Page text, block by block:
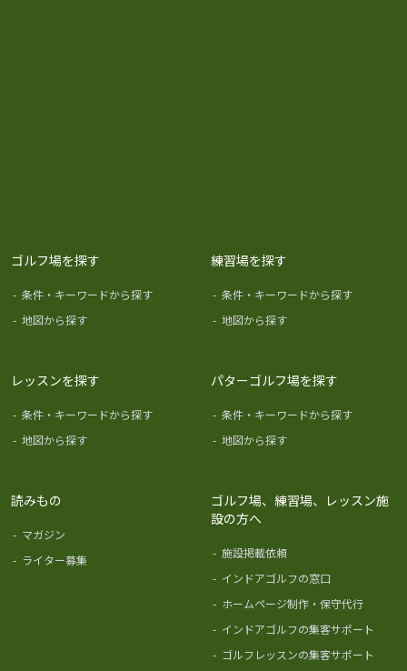
ゴルフ場を探す
- 条件・キーワードから探す
- 地図から探す
練習場を探す
- 条件・キーワードから探す
- 地図から探す
レッスンを探す
- 条件・キーワードから探す
- 地図から探す
パターゴルフ場を探す
- 条件・キーワードから探す
- 地図から探す
読みもの
- マガジン
- ライター募集
ゴルフ場、練習場、レッスン施
設の方へ
- 施設掲載依頼
- インドアゴルフの窓口
- ホームページ制作・保守代行
- インドアゴルフの集客サポート
- ゴルフレッスンの集客サポート